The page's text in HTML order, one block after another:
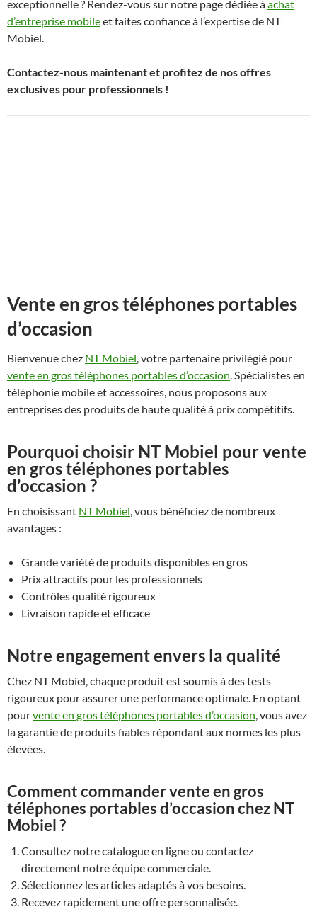
exceptionnelle ? Rendez-vous sur notre page dédiée àachat
d’entreprise mobileet faites confiance à l’expertise de NT
Mobiel.
Contactez-nous maintenant et profitez de nos offres
exclusives pour professionnels !
Vente en gros téléphones portables
d’occasion
Bienvenue chez NT Mobiel, votre partenaire privilégié pour
vente en gros téléphones portables d’occasion. Spécialistes en
téléphonie mobile et accessoires, nous proposons aux
entreprises des produits de haute qualité à prix compétitifs.
Pourquoi choisir NT Mobiel pour vente
en gros téléphones portables
d’occasion ?
En choisissant NT Mobiel, vous bénéficiez de nombreux
avantages :
Grande variété de produits disponibles en gros
Prix attractifs pour les professionnels
Contrôles qualité rigoureux
Livraison rapide et efficace
Notre engagement envers la qualité
Chez NT Mobiel, chaque produit est soumis à des tests
rigoureux pour assurer une performance optimale. En optant
pourvente en gros téléphones portables d’occasion, vous avez
la garantie de produits fiables répondant aux normes les plus
élevées.
Comment commander vente en gros
téléphones portables d’occasion chez NT
Mobiel ?
Consultez notre catalogue en ligne ou contactez
directement notre équipe commerciale.
Sélectionnez les articles adaptés à vos besoins.
Recevez rapidement une offre personnalisée.